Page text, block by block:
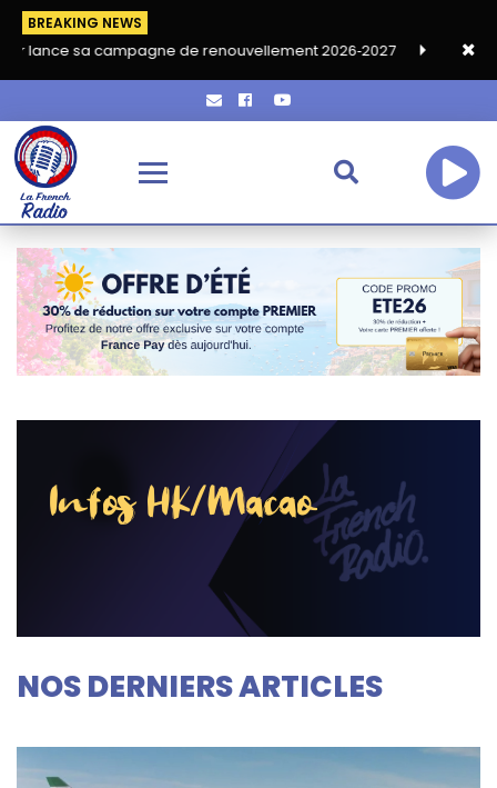
BREAKING NEWS
de renouvellement 2026‑2027 Grand café de rentrée
Infos HK/Macao
NOS DERNIERS ARTICLES